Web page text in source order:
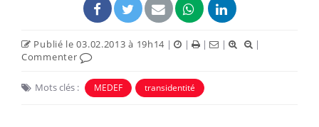
Publié le 03.02.2013 à 19h14 | | | |
|
Commenter
Mots clés : MEDEF transidentité